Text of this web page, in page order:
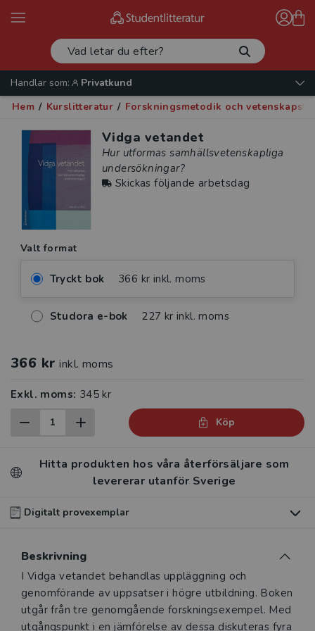
Handlar som:
Privatkund
Hem / Kurslitteratur / Forskningsmetodik och
Vidga vetandet
Hur utformas samhällsvetenskapliga
undersökningar?
Skickas följande arbetsdag
Valt format
Tryckt bok 366 kr inkl. moms
Studora e-bok 227 kr inkl. moms
366 kr inkl. moms
Exkl. moms: 345 kr
Köp
Hitta produkten hos våra återförsäljare som
levererar utanför Sverige
Digitalt provexemplar
digitalt provexemplar av den här produkten
Våra digitala provexemplar tillhandahålls via Studora.se
och ger dig tillgång till boken under 180 dagar. Observera
att erbjudandet endast gäller relevanta produkter för din
Beskrivning
Beskrivning
I Vidga vetandet behandlas uppläggning och
genomförande av uppsatser i högre utbildning. Boken
utgår från tre genomgående forskningsexempel. Med
utgångspunkt i en jämförelse av dessa diskuteras fyra